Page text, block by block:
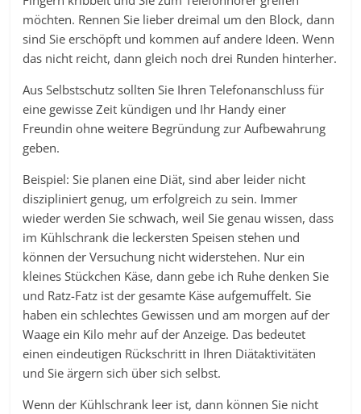
möchten. Rennen Sie lieber dreimal um den Block, dann
sind Sie erschöpft und kommen auf andere Ideen. Wenn
das nicht reicht, dann gleich noch drei Runden hinterher.
Aus Selbstschutz sollten Sie Ihren Telefonanschluss für
eine gewisse Zeit kündigen und Ihr Handy einer
Freundin ohne weitere Begründung zur Aufbewahrung
geben.
Beispiel: Sie planen eine Diät, sind aber leider nicht
diszipliniert genug, um erfolgreich zu sein. Immer
wieder werden Sie schwach, weil Sie genau wissen, dass
im Kühlschrank die leckersten Speisen stehen und
können der Versuchung nicht widerstehen. Nur ein
kleines Stückchen Käse, dann gebe ich Ruhe denken Sie
und Ratz-Fatz ist der gesamte Käse aufgemuffelt. Sie
haben ein schlechtes Gewissen und am morgen auf der
Waage ein Kilo mehr auf der Anzeige. Das bedeutet
einen eindeutigen Rückschritt in Ihren Diätaktivitäten
und Sie ärgern sich über sich selbst.
Wenn der Kühlschrank leer ist, dann können Sie nicht